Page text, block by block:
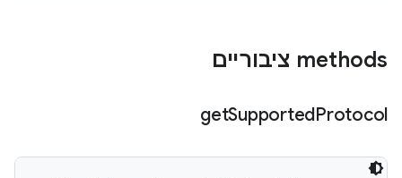
‫methods ציבוריים
getSupportedProtocol